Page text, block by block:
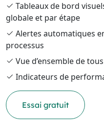
Tableaux de bord
globale et par étape
Alertes automatiques
processus
Vue d’ensemble de
Indicateurs de
Essai gratuit